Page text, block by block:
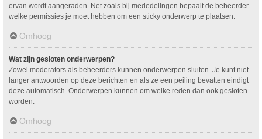
ervan wordt aangeraden. Net zoals bij mededelingen bepaalt de beheerder
welke permissies je moet hebben om een sticky onderwerp te plaatsen.
Omhoog
Wat zijn gesloten onderwerpen?
Zowel moderators als beheerders kunnen onderwerpen sluiten. Je kunt niet
langer antwoorden op deze berichten en als ze een peiling bevatten eindigt
deze automatisch. Onderwerpen kunnen om welke reden dan ook gesloten
worden.
Omhoog